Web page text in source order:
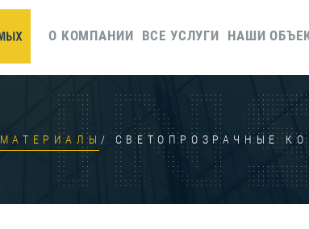
О КОМПАНИИ ВСЕ УСЛУГИ НАШИ
МАТЕРИАЛЫ СВЕТОПРОЗРАЧНЫЕ